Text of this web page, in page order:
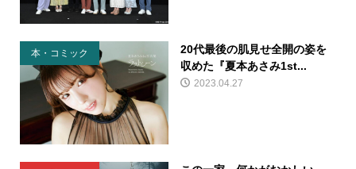
本・コミック
20代最後の肌見せ全開の姿を
収めた『夏本あさみ1st...
2023.04.27